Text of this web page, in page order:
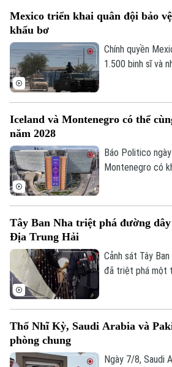
Mexico triển khai quân đội bảo
khẩu bơ
Chính quyền
1.500 binh sĩ và
bạo lực của các
sang Mỹ.
Iceland và Montenegro có thể
năm 2028
Báo Politico
Montenegro có
nối lại đàm phán
Tây Ban Nha triệt phá đường
Địa Trung Hải
Cảnh sát Tây
đã triệt phá một
Thổ Nhĩ Kỳ, Saudi Arabia và
phòng chung
Ngày 7/8, Saudi